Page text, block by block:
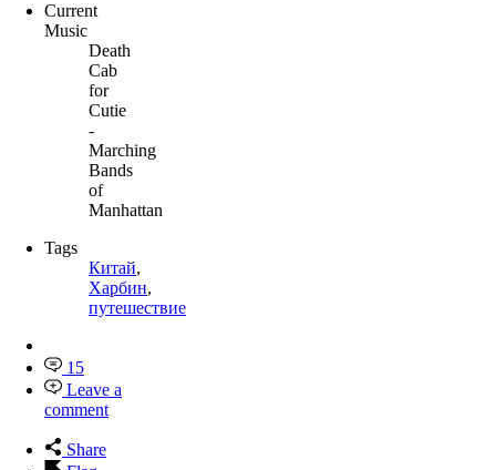
Current
Music
Death
Cab
for
Cutie
-
Marching
Bands
of
Manhattan
Tags
Китай,
Харбин,
путешествие
15
Leave a
comment
Share